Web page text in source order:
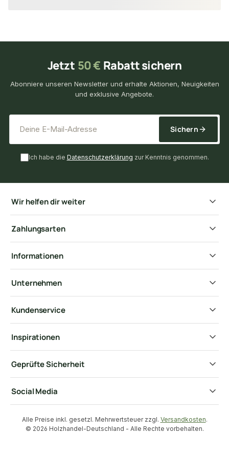
Jetzt 50 € Rabatt sichern
Abonniere unseren Newsletter und erhalte Aktionen, Neuigkeiten
und exklusive Angebote.
Sichern
Ich habe die Datenschutzerklärung zur Kenntnis genommen.
Wir helfen dir weiter
Zahlungsarten
Informationen
Unternehmen
Kundenservice
Inspirationen
Geprüfte Sicherheit
Social Media
Alle Preise inkl. gesetzl. Mehrwertsteuer zzgl. Versandkosten.
© 2026 Holzhandel-Deutschland - Alle Rechte vorbehalten.